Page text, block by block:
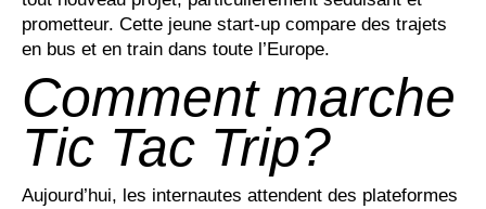
prometteur. Cette jeune start-up compare des trajets
en bus et en train dans toute l’Europe.
Comment marche
Tic Tac Trip?
Aujourd’hui, les internautes attendent des plateformes